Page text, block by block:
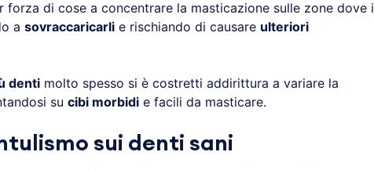
forza di cose a concentrare la masticazione sulle zone dove i
a sovraccaricarli e rischiando di causare ulteriori
denti molto spesso si è costretti addirittura a variare la
su cibi morbidi e facili da masticare.
sui denti sani